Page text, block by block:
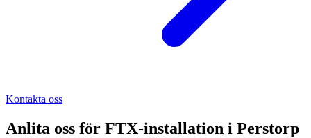
Kontakta oss
Anlita oss för FTX-installation i Perstorp